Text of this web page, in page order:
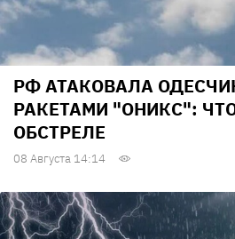
РФ АТАКОВАЛА
РАКЕТАМИ "ОНИКС":
ОБСТРЕЛЕ
08 Августа 14:14